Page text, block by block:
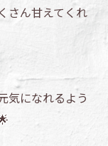
さん甘えてくれ
気になれるよう